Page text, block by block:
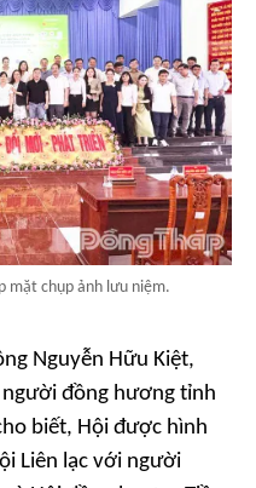
mặt chụp ảnh lưu niệm.
Nguyễn Hữu Kiệt,
người đồng hương tỉnh
biết, Hội được hình
Liên lạc với người